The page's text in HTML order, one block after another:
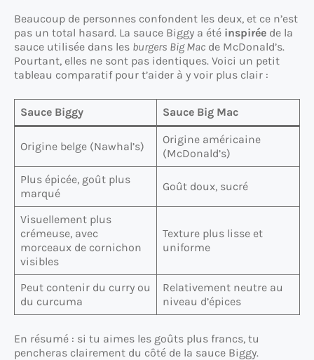
Beaucoup de personnes confondent les deux, et ce n’est
pas un total hasard. La sauce Biggy a été inspirée de la
sauce utilisée dans les burgers Big Mac de McDonald’s.
Pourtant, elles ne sont pas identiques. Voici un petit
tableau comparatif pour t’aider à y voir plus clair :
Sauce Biggy Sauce Big Mac
Origine belge (Nawhal’s)
Origine américaine
(McDonald’s)
Plus épicée, goût plus
marqué
Goût doux, sucré
Visuellement plus
crémeuse, avec
morceaux de cornichon
visibles
Texture plus lisse et
uniforme
Peut contenir du curry ou
du curcuma
Relativement neutre au
niveau d’épices
En résumé : si tu aimes les goûts plus francs, tu
pencheras clairement du côté de la sauce Biggy.